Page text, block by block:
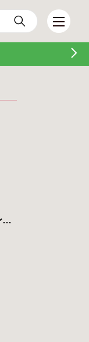
牡蠣 三陸産 殻付き牡蠣 カンカン焼きセット 無選別サイズ ２Kg 約１５個〜２５個入 冷凍 魚師厳選 ミニ缶入 海鮮 バーベキューセット